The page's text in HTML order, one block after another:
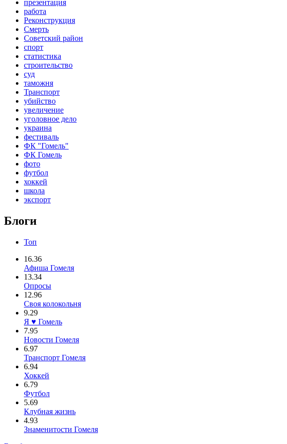
презентация
работа
Реконструкция
Смерть
Советский район
спорт
статистика
строительство
суд
таможня
Транспорт
убийство
увеличение
уголовное дело
украина
фестиваль
ФК "Гомель"
ФК Гомель
фото
футбол
хоккей
школа
экспорт
Блоги
Топ
16.36
Афиша Гомеля
13.34
Опросы
12.96
Своя колокольня
9.29
Я ♥ Гомель
7.95
Новости Гомеля
6.97
Транспорт Гомеля
6.94
Хоккей
6.79
Футбол
5.69
Клубная жизнь
4.93
Знаменитости Гомеля